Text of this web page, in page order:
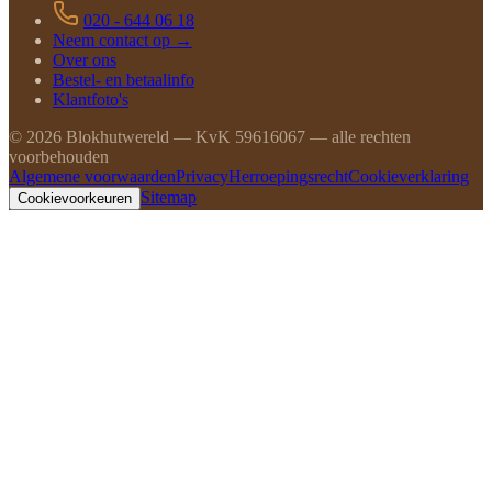
020 - 644 06 18
Neem contact op →
Over ons
Bestel- en betaalinfo
Klantfoto's
© 2026 Blokhutwereld — KvK 59616067 — alle rechten
voorbehouden
Algemene voorwaardenPrivacyHerroepingsrechtCookieverklaring
Cookievoorkeuren Sitemap